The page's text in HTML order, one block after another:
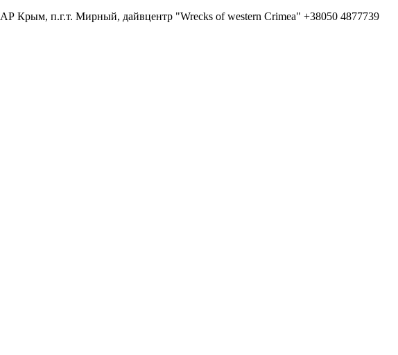
АР Крым, п.г.т. Мирный, дайвцентр "Wrecks of western Crimea" +38050 4877739